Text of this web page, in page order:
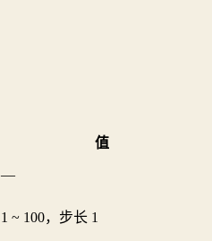
值
—
1 ~ 100，步长 1